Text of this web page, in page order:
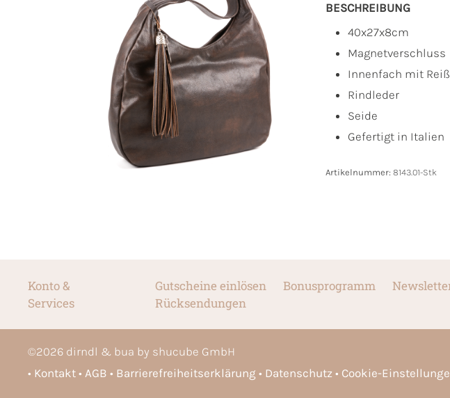
BESCHREIBUNG
40x27x8cm
Magnetverschluss
Innenfach mit
Rindleder
Seide
Gefertigt in Italien
Artikelnummer: 8143.01-Stk
Konto &
Services
Gutscheine einlösen Bonusprogramm
Rücksendungen
©2026 dirndl & bua by shucube GmbH
Kontakt
AGB Barrierefreiheitserklärung Datenschutz Cookie-